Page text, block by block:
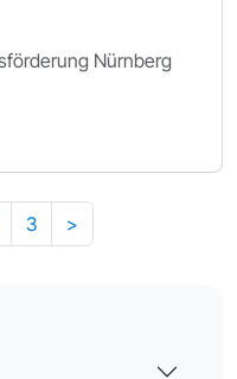
Nürnberg
3 >